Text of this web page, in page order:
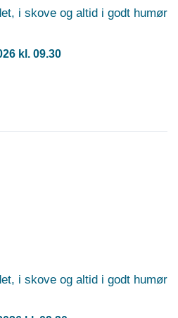
i skove og altid i godt humør
kl. 09.30
i skove og altid i godt humør